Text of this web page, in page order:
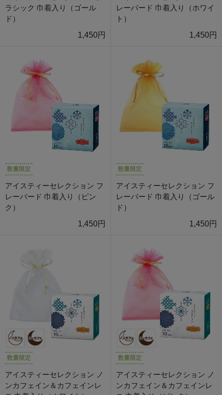
ラシック 巾着入り（ゴール
ド）
1,450円
レーバード 巾着入り（ホワイ
ト）
1,450円
数量限定
アイスティーセレクション フ
レーバード 巾着入り（ピン
ク）
1,450円
数量限定
アイスティーセレクション フ
レーバード 巾着入り（ゴール
ド）
1,450円
数量限定
アイスティーセレクション ノ
ンカフェイン＆カフェインレ
数量限定
アイスティーセレクション ノ
ンカフェイン＆カフェインレ